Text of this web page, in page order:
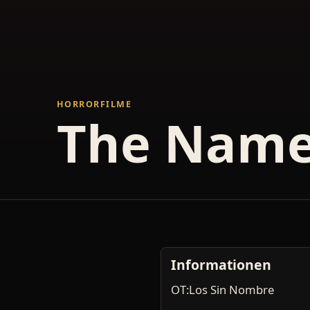
HORRORFILME
The
Informationen
OT:Los Sin Nombre